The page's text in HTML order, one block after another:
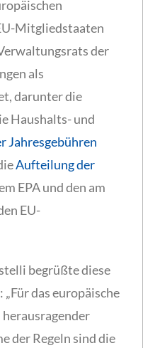
Mitgliedstaaten
der
als
darunter die
Haushalts- und
Jahresgebühren
Aufteilung der
EPA und den am
EU-
begrüßte diese
das europäische
der Regeln sind die